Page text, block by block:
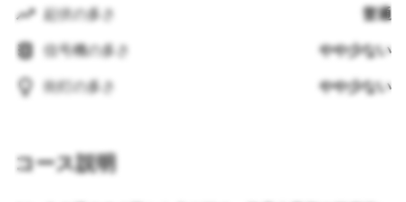
起伏の多さ 普通
信号機の多さ やや少ない
街灯の多さ やや少ない
コース説明